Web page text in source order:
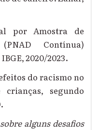
por Amostra de
Contínua)
2020/2023.
do racismo no
segundo
alguns desafios